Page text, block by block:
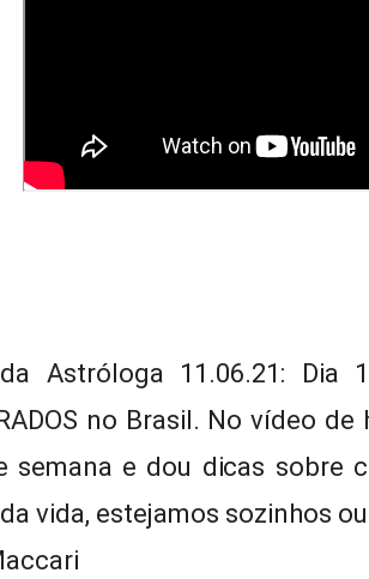
Astróloga 11.06.21:
no Brasil. No vídeo
semana e dou dicas sobre
vida, estejamos sozinhos